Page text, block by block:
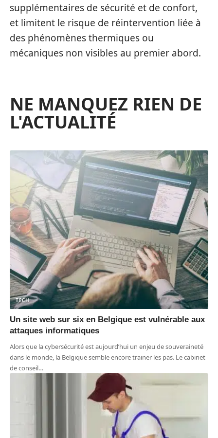
supplémentaires de sécurité et de confort,
et limitent le risque de réintervention liée à
des phénomènes thermiques ou
mécaniques non visibles au premier abord.
NE MANQUEZ RIEN DE
L'ACTUALITÉ
TECH
Un site web sur six en Belgique est vulnérable aux
attaques informatiques
Alors que la cybersécurité est aujourd’hui un enjeu de souveraineté
dans le monde, la Belgique semble encore trainer les pas. Le cabinet
de conseil…